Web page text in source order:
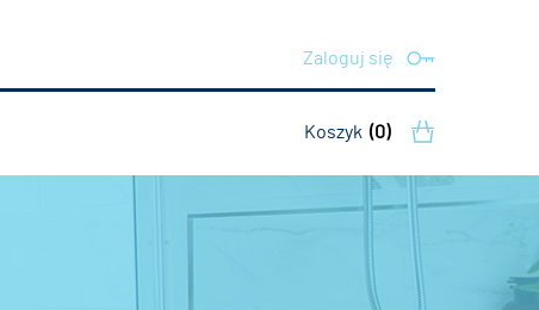
Zaloguj się
Koszyk (0)